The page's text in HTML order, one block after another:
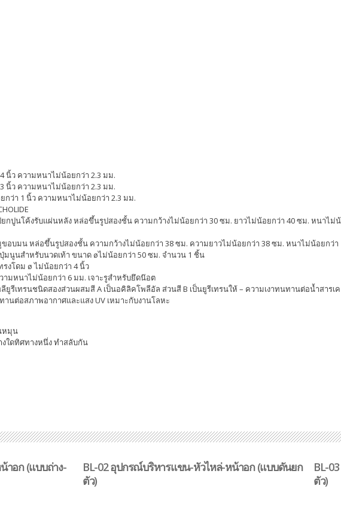
นิ้ว ความหนาไม่น้อยกว่า 2.3 มม.
นิ้ว ความหนาไม่น้อยกว่า 2.3 มม.
ว่า 1 นิ้ว ความหนาไม่น้อยกว่า 2.3 มม.
ยกปูนโค้งรับแผ่นหลัง หล่อขึ้นรูปสองชั้น ความกว้างไม่น้อยกว่า 30 ซม. ยาวไม่น้อยกว่า 40 ซม. หนาไ
ขอบมน หล่อขึ้นรูปสองชั้น ความกว้างไม่น้อยกว่า 38 ซม. ความยาวไม่น้อยกว่า 38 ซม. หนาไม่น้อยกว่า
มนูนสำหรับนวดเท้า ขนาด øไม่น้อยกว่า 50 ซม. จำนวน 1 ชิ้น
งโดม ø ไม่น้อยกว่า 4 นิ้ว
มหนาไม่น้อยกว่า 6 มม. เจาะรูสำหรับยึดน๊อต
ยูรีเทรนชนิดสองส่วนผสมสี A เป็นอคิลิคโพลีอัล ส่วนสี B เป็นยูรีเทรนให้ – ความเงาทนทานต่อน้ำสาร
านต่อสภาพอากาศและแสง UV เหมาะกับงานโลหะ
หมุน
ใดทิศทางหนึ่ง ทำสลับกัน
าอก (แบบถ่าง-
BL-02 อุปกรณ์บริหารแขน-หัวไหล่-หน้าอก (แบบดันยก
ตัว)
BL-
ตัว)